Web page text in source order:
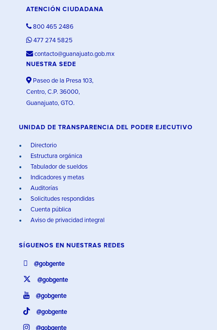
ATENCIÓN CIUDADANA
800 465 2486
477 274 5825
contacto@guanajuato.gob.mx
NUESTRA SEDE
Paseo de la Presa 103,
Centro, C.P. 36000,
Guanajuato, GTO.
UNIDAD DE TRANSPARENCIA DEL PODER EJECUTIVO
Directorio
Estructura orgánica
Tabulador de sueldos
Indicadores y metas
Auditorías
Solicitudes respondidas
Cuenta pública
Aviso de privacidad integral
SÍGUENOS EN NUESTRAS REDES
@gobgente
@gobgente
@gobgente
@gobgente
@gobgente